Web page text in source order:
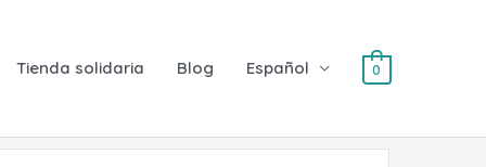
Tienda solidaria Blog Español 0